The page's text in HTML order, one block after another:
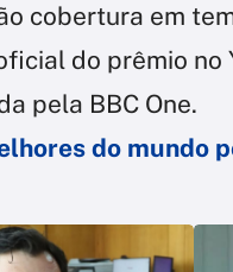
cobertura em
do prêmio no
pela BBC One.
do mundo